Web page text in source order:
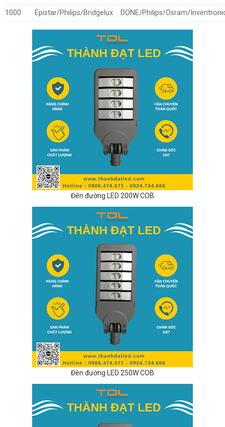
1000
Epistar/Philips/Bridgelux DONE/Philips/Osram/
Đèn đường LED 200W COB
Đèn đường LED 250W COB